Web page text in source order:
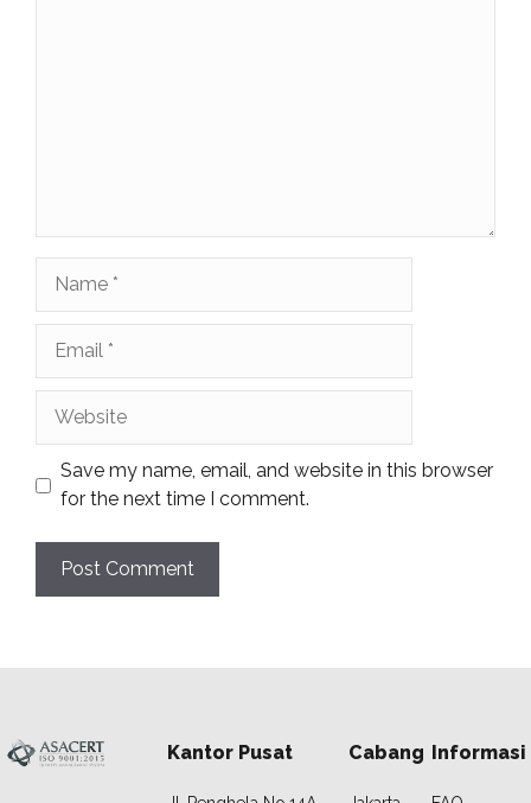
Save my name, email, and website in this browser
for the next time I comment.
Kantor Pusat Cabang Informasi